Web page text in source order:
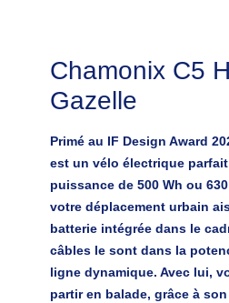
Chamonix C5
Gazelle
Primé au IF Design Award
est un vélo électrique
puissance de 500 Wh ou
votre déplacement urbain
batterie intégrée dans le
câbles le sont dans la
ligne dynamique. Avec lui,
partir en balade, grâce à